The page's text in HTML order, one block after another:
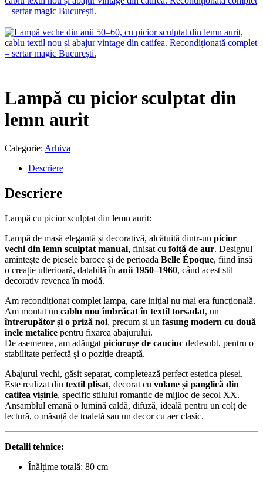
Lampă cu picior sculptat din
lemn aurit
Categorie: Arhiva
Descriere
Descriere
Lampă cu picior sculptat din lemn aurit:
Lampă de masă elegantă și decorativă, alcătuită dintr-un picior
vechi din lemn sculptat manual, finisat cu foiță de aur. Designul
amintește de piesele baroce și de perioada Belle Époque, fiind însă
o creație ulterioară, databilă în anii 1950–1960, când acest stil
decorativ revenea în modă.
Am recondiționat complet lampa, care inițial nu mai era funcțională.
Am montat un cablu nou îmbrăcat în textil torsadat, un
întrerupător și o priză noi, precum și un fasung modern cu două
inele metalice pentru fixarea abajurului.
De asemenea, am adăugat piciorușe de cauciuc dedesubt, pentru o
stabilitate perfectă și o poziție dreaptă.
Abajurul vechi, găsit separat, completează perfect estetica piesei.
Este realizat din textil plisat, decorat cu volane și panglică din
catifea vișinie, specific stilului romantic de mijloc de secol XX.
Ansamblul emană o lumină caldă, difuză, ideală pentru un colț de
lectură, o măsuță de toaletă sau un decor cu aer clasic.
Detalii tehnice:
Înălțime totală: 80 cm